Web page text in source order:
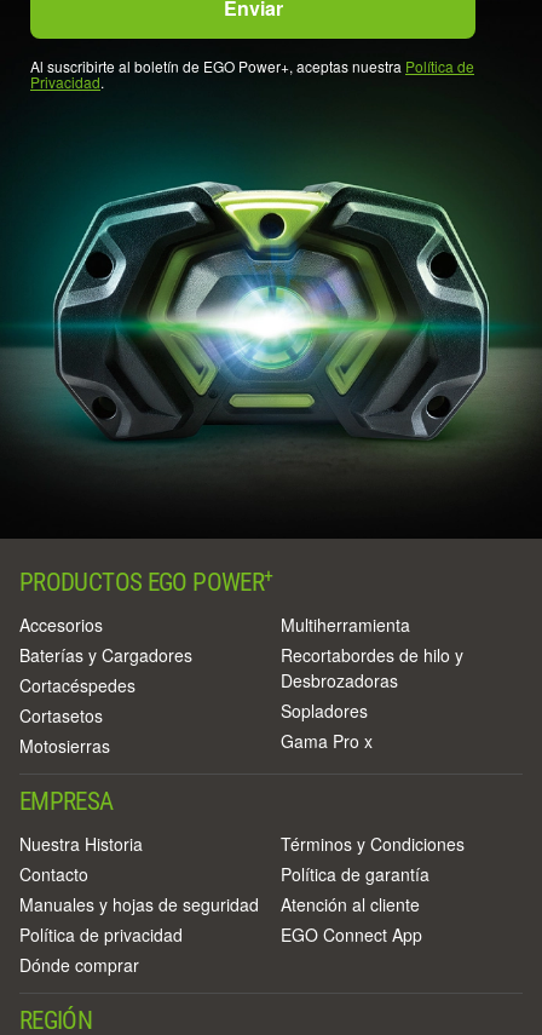
Al suscribirte al boletín de EGO Power+, aceptas nuestra Política de
Privacidad.
PRODUCTOS EGO POWER+
Accesorios
Baterías y Cargadores
Cortacéspedes
Cortasetos
Motosierras
Multiherramienta
Recortabordes de hilo y
Desbrozadoras
Sopladores
Gama Pro x
EMPRESA
Nuestra Historia
Contacto
Manuales y hojas de seguridad
Política de privacidad
Dónde comprar
Términos y Condiciones
Política de garantía
Atención al cliente
EGO Connect App
REGIÓN